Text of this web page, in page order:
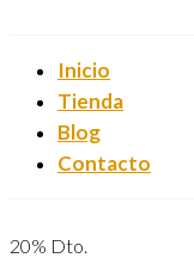
Inicio
Tienda
Blog
Contacto
20% Dto.